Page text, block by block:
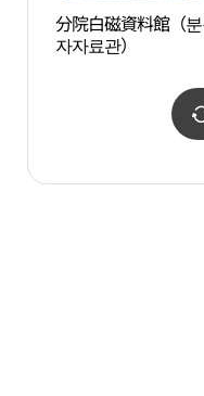
分院白磁資料館（
자자료관）